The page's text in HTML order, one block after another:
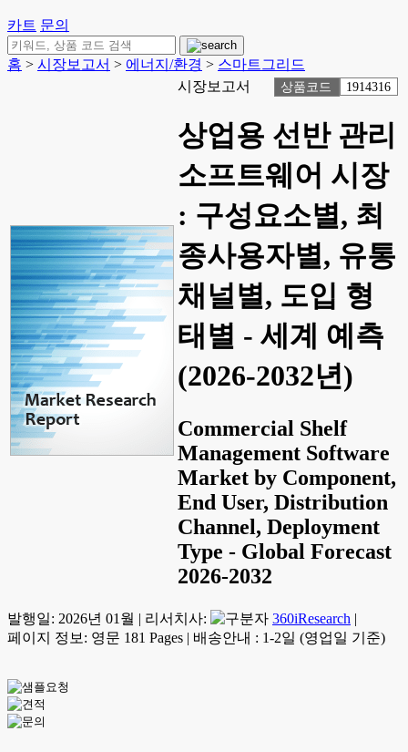
카트 문의
홈 > 시장보고서 > 에너지/환경 > 스마트그리드
시장보고서
상품코드 1914316
상업용 선반 관리
소프트웨어 시장
: 구성요소별, 최
종사용자별, 유통
채널별, 도입 형
태별 - 세계 예측
(2026-2032년)
Commercial Shelf
Management Software
Market by Component,
End User, Distribution
Channel, Deployment
Type - Global Forecast
2026-2032
발행일: 2026년 01월 | 리서치사: 360iResearch |
페이지 정보: 영문 181 Pages | 배송안내 : 1-2일 (영업일 기준)